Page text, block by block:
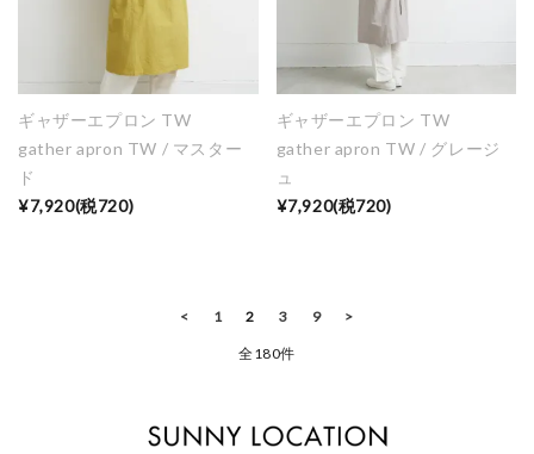
ギャザーエプロン TW
gather apron TW / マスター
ド
¥7,920(税720)
ギャザーエプロン TW
gather apron TW / グレージ
ュ
¥7,920(税720)
< 1 2 3 9 >
全180件